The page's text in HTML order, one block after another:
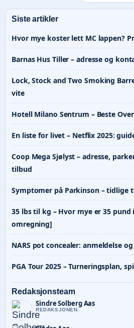
Siste artikler
Hvor mye koster lett MC lappen?
Barnas Hus Tiller – adresse og
Lock, Stock and Two Smoking
vite
Hotell Milano Sentrum – Beste
En liste for livet – Netflix 2025:
Coop Mega Sjølyst – adresse,
tilbud
Symptomer på Parkinson – tidlige
35 lbs til kg – Hvor mye er 35 pund
omregning]
NARS pot concealer: anmeldelse
PGA Tour 2025 – Turneringsplan,
Redaksjonsteam
Sindre Solberg Aas
REDAKSJONEN